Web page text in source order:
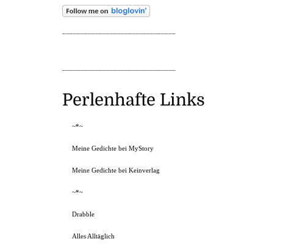
Perlenhafte Links
~*~
Meine Gedichte bei MyStory
Meine Gedichte bei Keinverlag
~*~
Drabble
Alles Alltäglich